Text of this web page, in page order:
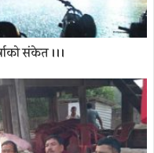
संकेत ।।।